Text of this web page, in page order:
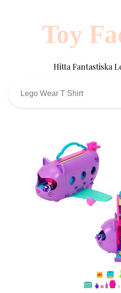
Toy
Hitta Fantastiska